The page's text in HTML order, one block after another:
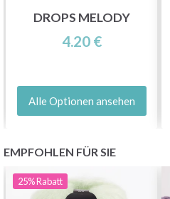
DROPS MELODY
4.20 €
Alle Optionen ansehen
EMPFOHLEN FÜR SIE
25%Rabatt
Nein